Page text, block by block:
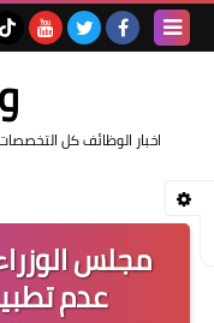
اخبار الوظائف كل
مجلس
عدم